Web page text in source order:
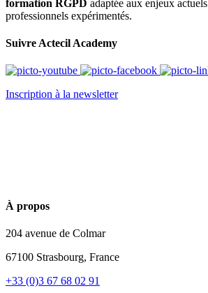
formation RGPD adaptée aux enjeux
professionnels expérimentés.
Suivre Actecil Academy
Inscription à la newsletter
À propos
204 avenue de Colmar
67100 Strasbourg, France
+33 (0)3 67 68 02 91